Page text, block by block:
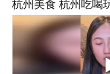
杭州美食 杭州吃喝